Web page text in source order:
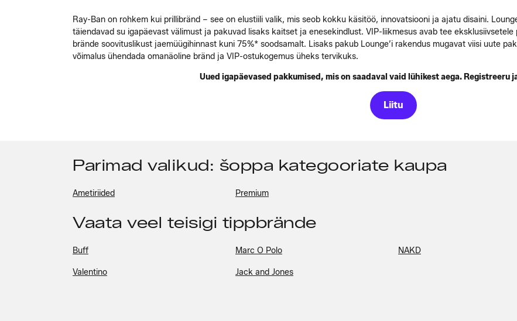
Ray-Ban on rohkem kui prillibränd – see on elustiili valik, mis seob kokku käsitöö, innovatsiooni ja ajatu disaini.
täiendavad su igapäevast välimust ja pakuvad lisaks kaitset ja enesekindlust. VIP-liikmesus avab tee
brände soovituslikust jaemüügihinnast kuni 75%* soodsamalt. Lisaks pakub Lounge’i rakendus mugavat viisi uute
võimalus ühendada omanäoline bränd ja VIP-ostukogemus üheks tervikuks.
Uued igapäevased pakkumised, mis on saadaval vaid lühikest aega. Registreeru
Liitu
Parimad valikud: šoppa kategooriate kaupa
Ametiriided Premium
Vaata veel teisigi tippbrände
Buff Marc O Polo NAKD
Valentino Jack and Jones